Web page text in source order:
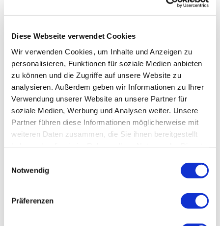
Diese Webseite verwendet Cookies
Wir verwenden Cookies, um Inhalte und Anzeigen zu
personalisieren, Funktionen für soziale Medien anbieten
zu können und die Zugriffe auf unsere Website zu
analysieren. Außerdem geben wir Informationen zu Ihrer
Verwendung unserer Website an unsere Partner für
soziale Medien, Werbung und Analysen weiter. Unsere
Partner führen diese Informationen möglicherweise mit
weiteren Daten zusammen, die Sie ihnen bereitgestellt
Notwendig
Präferenzen